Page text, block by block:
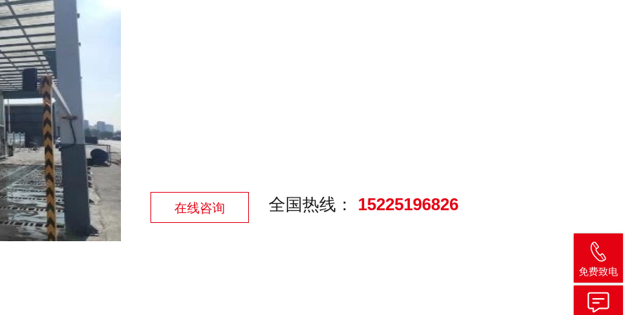
在线咨询 全国热线： 15225196826
免费致电